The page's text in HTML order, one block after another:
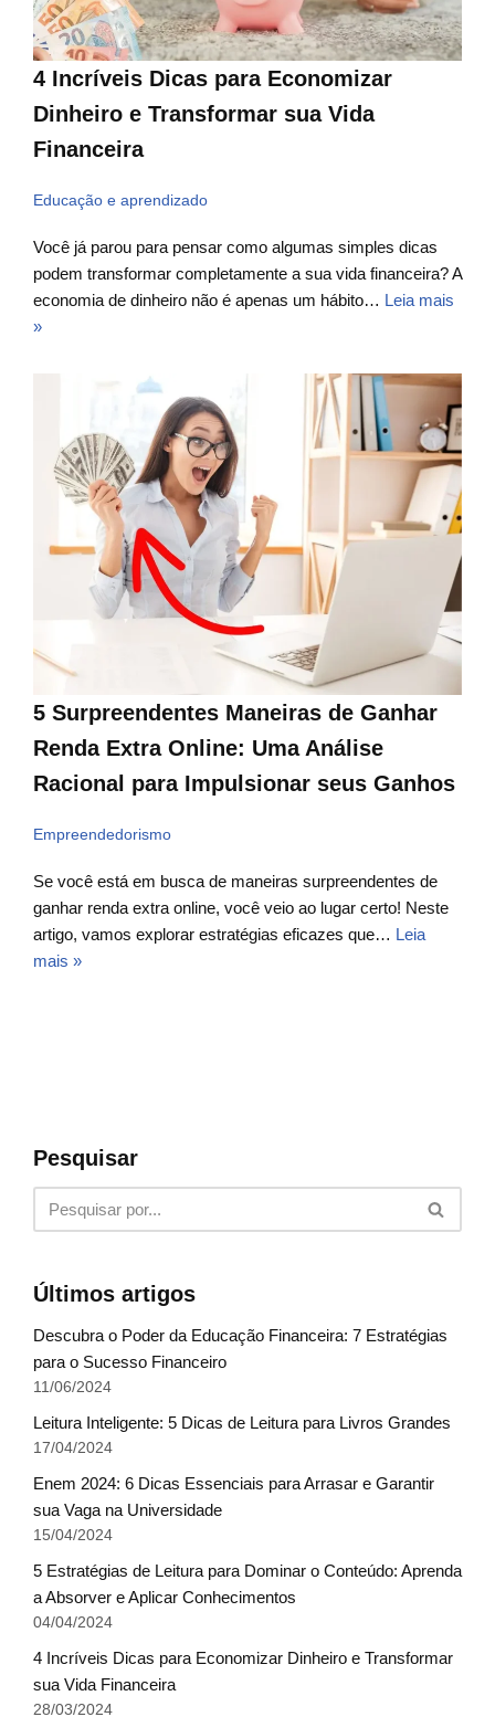
4 Incríveis Dicas para Economizar
Dinheiro e Transformar sua Vida
Financeira
Educação e aprendizado
Você já parou para pensar como algumas simples dicas
podem transformar completamente a sua vida financeira? A
economia de dinheiro não é apenas um hábito… Leia mais
»
5 Surpreendentes Maneiras de Ganhar
Renda Extra Online: Uma Análise
Racional para Impulsionar seus Ganhos
Empreendedorismo
Se você está em busca de maneiras surpreendentes de
ganhar renda extra online, você veio ao lugar certo! Neste
artigo, vamos explorar estratégias eficazes que… Leia
mais »
Pesquisar
Últimos artigos
Descubra o Poder da Educação Financeira: 7 Estratégias
para o Sucesso Financeiro
11/06/2024
Leitura Inteligente: 5 Dicas de Leitura para Livros Grandes
17/04/2024
Enem 2024: 6 Dicas Essenciais para Arrasar e Garantir
sua Vaga na Universidade
15/04/2024
5 Estratégias de Leitura para Dominar o Conteúdo: Aprenda
a Absorver e Aplicar Conhecimentos
04/04/2024
4 Incríveis Dicas para Economizar Dinheiro e Transformar
sua Vida Financeira
28/03/2024